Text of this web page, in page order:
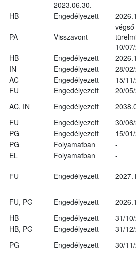
2023.06.30.
HB Engedélyezett
PA Visszavont
végső
10/
HB Engedélyezett
IN Engedélyezett
28/
AC Engedélyezett
15/
FU Engedélyezett
20/
AC, IN Engedélyezett
FU Engedélyezett
30/
PG Engedélyezett
15/
PG Folyamatban
-
EL Folyamatban
-
FU Engedélyezett
FU, PG Engedélyezett
HB Engedélyezett
31/
HB, PG Engedélyezett
31/
PG Engedélyezett
30/